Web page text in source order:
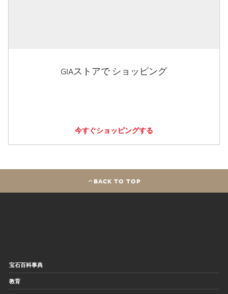
GIAストアで ショッピング
今すぐショッピングする
BACK TO TOP
宝石百科事典
教育